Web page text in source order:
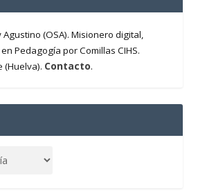
(OSA). Misionero digital,
Pedagogía por Comillas CIHS.
(Huelva). Contacto.